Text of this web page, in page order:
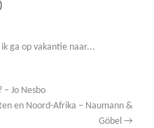
ga op vakantie naar...
Jo Nesbo
en Noord-Afrika – Naumann &
Göbel →